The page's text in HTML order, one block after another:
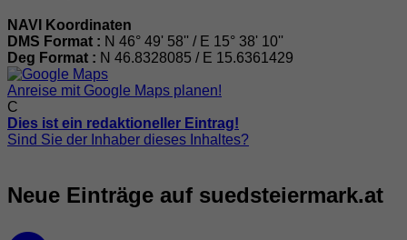
NAVI Koordinaten
DMS Format : N 46° 49' 58'' / E 15° 38' 10''
Deg Format : N 46.8328085 / E 15.6361429
Anreise mit Google Maps planen!
C
Dies ist ein redaktioneller Eintrag!
Sind Sie der Inhaber dieses Inhaltes?
Neue Einträge auf suedsteiermark.at